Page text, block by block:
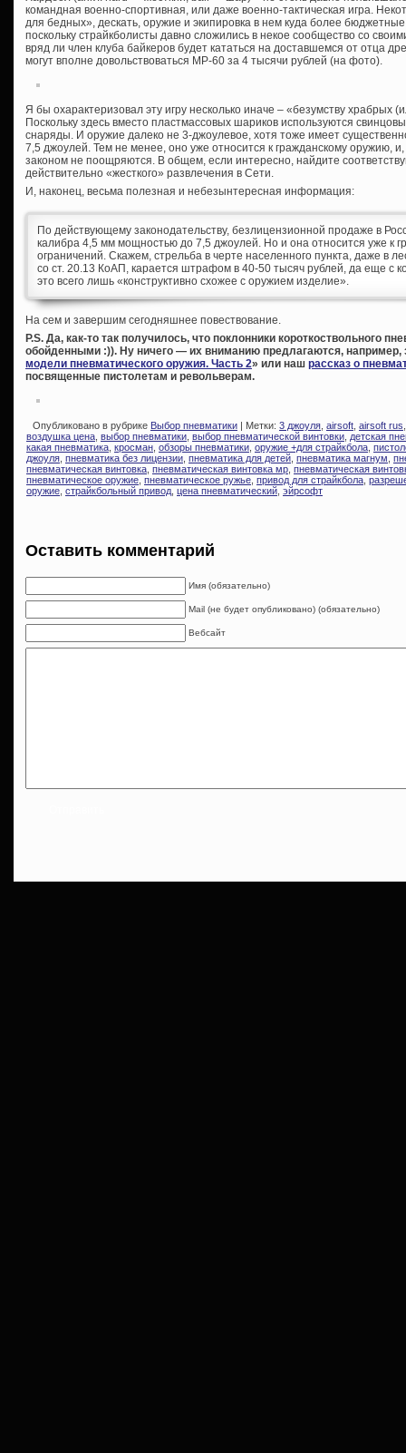
командная военно-спортивная, или даже военно-тактическая игра.
для бедных», дескать, оружие и экипировка в нем куда более
поскольку страйкболисты давно сложились в некое сообщество со
вряд ли член клуба байкеров будет кататься на доставшемся от отца
могут вполне довольствоваться МР-60 за 4 тысячи рублей (на фото).
Я бы охарактеризовал эту игру несколько иначе – «безумству
Поскольку здесь вместо пластмассовых шариков используются
снаряды. И оружие далеко не 3-джоулевое, хотя тоже имеет
7,5 джоулей. Тем не менее, оно уже относится к гражданскому оружию,
законом не поощряются. В общем, если интересно, найдите
действительно «жесткого» развлечения в Сети.
И, наконец, весьма полезная и небезынтересная информация:
По действующему законодательству, безлицензионной продаже в
калибра 4,5 мм мощностью до 7,5 джоулей. Но и она относится уже к
ограничений. Скажем, стрельба в черте населенного пункта, даже в
со ст. 20.13 КоАП, карается штрафом в 40-50 тысяч рублей, да еще с
это всего лишь «конструктивно схожее с оружием изделие».
На сем и завершим сегодняшнее повествование.
P.S. Да, как-то так получилось, что поклонники короткоствольного
обойденными :)). Ну ничего — их вниманию предлагаются, например,
модели пневматического оружия. Часть 2» или наш рассказ о
посвященные пистолетам и револьверам.
Опубликовано в рубрике Выбор пневматики | Метки: 3 джоуля airsoft airsoft rus
воздушка цена выбор пневматики выбор пневматической винтовки детская
какая пневматика кросман обзоры пневматики оружие +для страйкбола
джоуля пневматика без лицензии пневматика для детей пневматика магнум
пневматическая винтовка пневматическая винтовка мр пневматическая
пневматическое оружие пневматическое ружье привод для страйкбола
оружие страйкбольный привод цена пневматический эйрсофт
Оставить комментарий
Имя (обязательно)
Mail (не будет опубликовано) (обязательно)
Вебсайт